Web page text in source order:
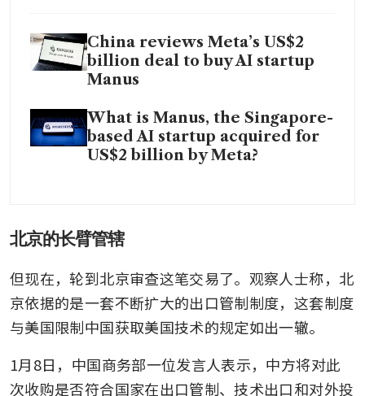
China reviews Meta’s US$2
billion deal to buy AI startup
Manus
What is Manus, the Singapore-
based AI startup acquired for
US$2 billion by Meta?
北京的长臂管辖
但现在，轮到北京审查这笔交易了。观察人士称，北
京依据的是一套不断扩大的出口管制制度，这套制度
与美国限制中国获取美国技术的规定如出一辙。
1月8日，中国商务部一位发言人表示，中方将对此
次收购是否符合国家在出口管制、技术出口和对外投